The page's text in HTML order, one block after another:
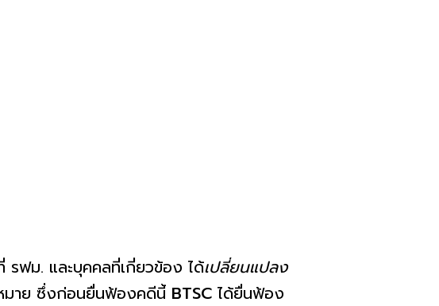
ฟม. และบุคคลที่เกี่ยวข้อง ได้เปลี่ยนแปลง
มาย ซึ่งก่อนยื่นฟ้องคดีนี้ BTSC ได้ยื่นฟ้อง